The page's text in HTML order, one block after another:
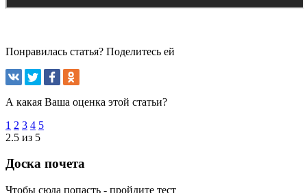
Понравилась статья? Поделитесь ей
А какая Ваша оценка этой статьи?
1 2 3 4 5
2.5 из 5
Доска почета
Чтобы сюда попасть - пройдите тест